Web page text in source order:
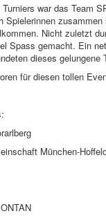
war das Team
Spielerinnen
Nicht zuletzt
Spass gemacht. Ein
dieses gelungene
für diesen tollen
München-